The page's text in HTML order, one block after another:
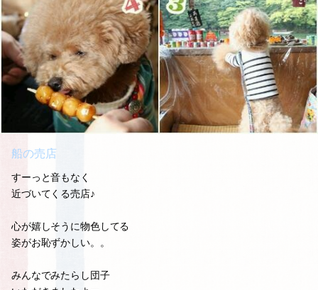
船の売店
すーっと音もなく
近づいてくる売店♪
心が嬉しそうに物色してる
姿がお恥ずかしい。。
みんなでみたらし団子